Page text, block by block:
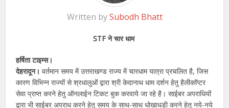
Written bySubodh Bhatt
STF ने चार धाम
हर्षिता टाइम्स।
देहरादून। वर्तमान समय में उत्तराखण्ड राज्य में चारधाम यात्रा प्रचलित है, जिस
कारण विभिन्न राज्यों से श्रधालुओं द्वारा श्री केदानाथ धाम दर्शन हेतु हैलीकॉप्टर
सेवा प्राप्त करने हेतु ऑनलाईन टिकट बुक करवाये जा रहे है। साईबर अपराधियों
द्वारा भी साईबर अपराध करने हेतु समय के साथ-साथ धोखाधड़ी करने हेतु नये-नये